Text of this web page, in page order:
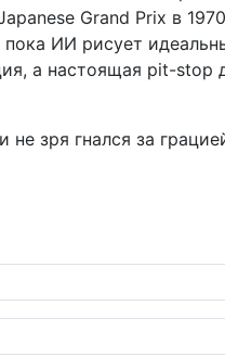
Grand Prix в
ИИ рисует
а настоящая pit-stop
не зря гнался за